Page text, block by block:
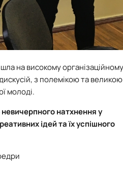
на високому організаційному
з полемікою та великою
молоді.
натхнення у
ідей та їх успішного